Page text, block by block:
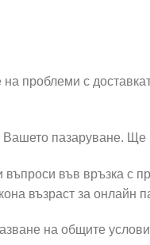
проблеми с
пазаруване.
във връзка с
възраст за
на общите